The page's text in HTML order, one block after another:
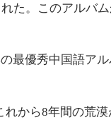
た。このアルバ
最優秀中国語ア
から8年間の荒漠